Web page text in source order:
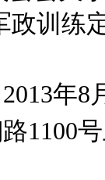
政训练
2013年8
1100